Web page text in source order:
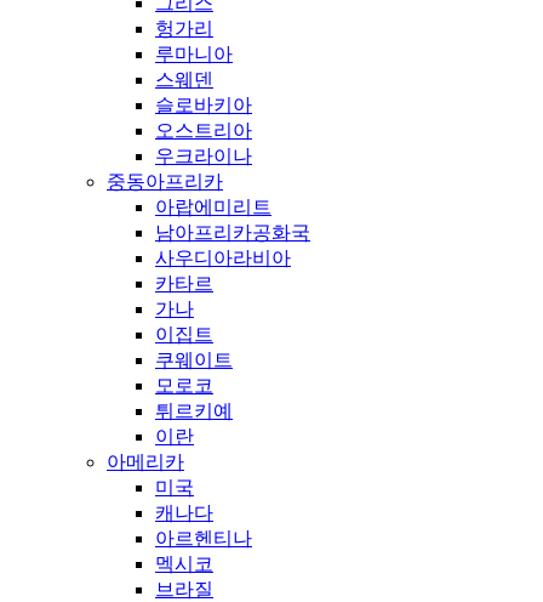
헝가리
루마니아
스웨덴
슬로바키아
오스트리아
우크라이나
중동아프리카
아랍에미리트
남아프리카공화국
사우디아라비아
카타르
가나
이집트
쿠웨이트
모로코
튀르키예
이란
아메리카
미국
캐나다
아르헨티나
멕시코
브라질